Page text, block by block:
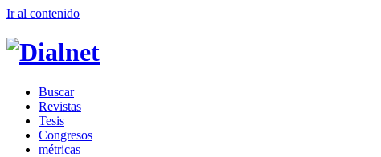
Ir al contenido
Buscar
Revistas
Tesis
Congresos
métricas